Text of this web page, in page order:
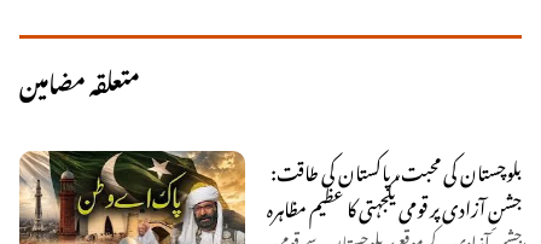
متعلقہ مضامین
بلوچستان کی محبت، پاکستان کی طاقت:
جشنِ آزادی پر قومی یکجہتی کا عظیم مظاہرہ